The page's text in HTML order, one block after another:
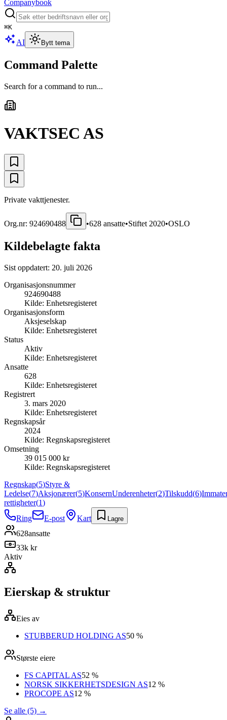
Companybook
⌘K
AI Bytt tema
Command Palette
Search for a command to run...
VAKTSEC AS
Private vakttjenester.
Org.nr: 924690488 •628 ansatte•Stiftet 2020•OSLO
Kildebelagte fakta
Sist oppdatert: 20. juli 2026
Organisasjonsnummer
924690488
Kilde: Enhetsregisteret
Organisasjonsform
Aksjeselskap
Kilde: Enhetsregisteret
Status
Aktiv
Kilde: Enhetsregisteret
Ansatte
628
Kilde: Enhetsregisteret
Registrert
3. mars 2020
Kilde: Enhetsregisteret
Regnskapsår
2024
Kilde: Regnskapsregisteret
Omsetning
39 015 000 kr
Kilde: Regnskapsregisteret
Regnskap(5)Styre &
Ledelse(7)Aksjonærer(5)KonsernUnderenheter(2)Tilskudd(6)
rettigheter(1)
Ring
E-post Kart Lagre
628ansatte
33k kr
Aktiv
Eierskap & struktur
Eies av
STUBBERUD HOLDING AS50 %
Største eiere
FS CAPITAL AS52 %
NORSK SIKKERHETSDESIGN AS12 %
PROCOPE AS12 %
Se alle (5) →